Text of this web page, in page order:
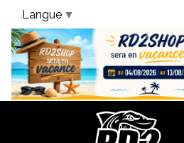
Bandeau
Langue ▼